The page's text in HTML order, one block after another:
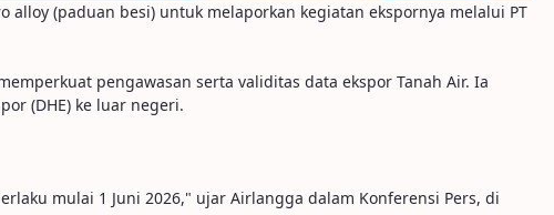
alloy (paduan besi) untuk melaporkan kegiatan ekspornya melalui PT
pengawasan serta validitas data ekspor Tanah Air. Ia
(DHE) ke luar negeri.
mulai 1 Juni 2026," ujar Airlangga dalam Konferensi Pers, di